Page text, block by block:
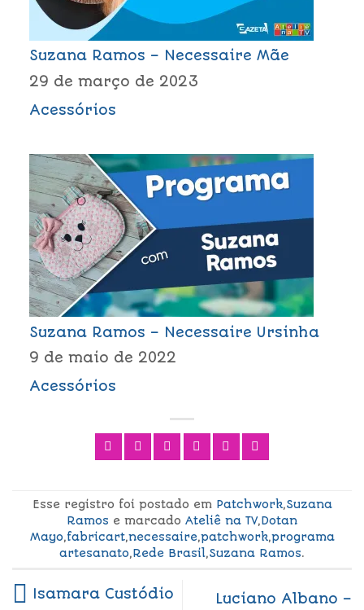
Suzana Ramos – Necessaire Mãe
29 de março de 2023
Acessórios
Suzana Ramos – Necessaire Ursinha
9 de maio de 2022
Acessórios
Esse registro foi postado em Patchwork,Suzana
Ramos e marcado Ateliê na TV,Dotan
Mayo,fabricart,necessaire,patchwork,programa
artesanato,Rede Brasil,Suzana Ramos.
Isamara Custódio
Luciano Albano –